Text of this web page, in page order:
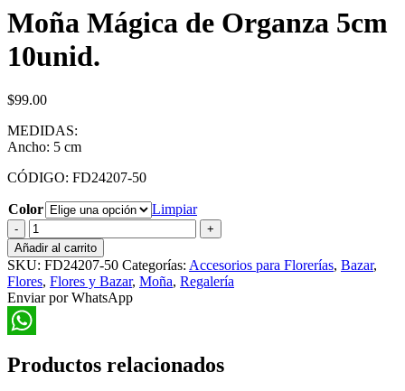
Moña Mágica de Organza 5cm
10unid.
$99.00
MEDIDAS:
Ancho: 5 cm
CÓDIGO: FD24207-50
Color
Limpiar
Moña
Mágica
de
Organza
5cm
10unid.
cantidad
Añadir al carrito
SKU: FD24207-50 Categorías: Accesorios para Florerías, Bazar,
Flores, Flores y Bazar, Moña, Regalería
Enviar por WhatsApp
Productos relacionados